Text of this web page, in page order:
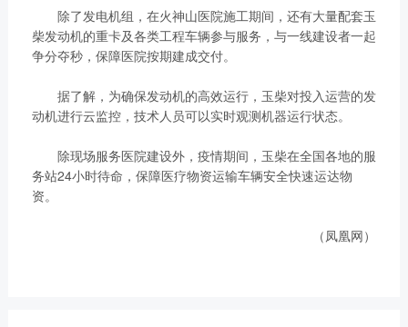
个销售大区、8个船电驻
外营销中心，490多家服
服一体代理商，1500多
个服务网点
获取更多帮助
订购咨询
销售服务热线：
0775-3220350
除了发电机组，在火神山医院施工期间，还有大量配套玉
柴发动机的重卡及各类工程车辆参与服务，与一线建设者一起
争分夺秒，保障医院按期建成交付。
据了解，为确保发动机的高效运行，玉柴对投入运营的发
动机进行云监控，技术人员可以实时观测机器运行状态。
除现场服务医院建设外，疫情期间，玉柴在全国各地的服
务站24小时待命，保障医疗物资运输车辆安全快速运达物
资。
（凤凰网）